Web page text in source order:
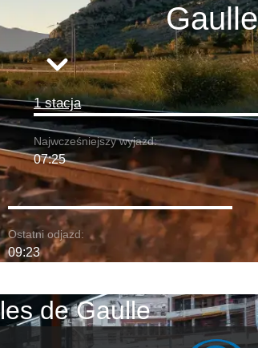
Gaulle
1 stacja
Najwcześniejszy wyjazd:
07:25
Ostatni odjazd:
09:23
de Gaulle